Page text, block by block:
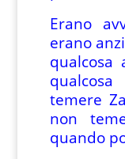
Erano
erano
qualcosa
temere
non
quando